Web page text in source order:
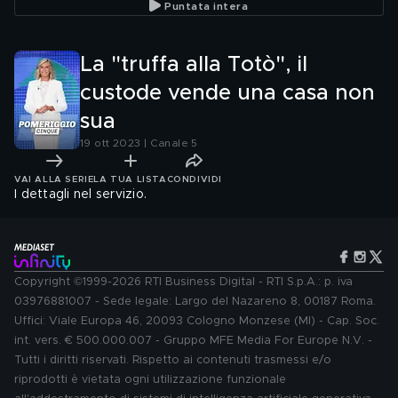
Puntata intera
La "truffa alla Totò", il
custode vende una casa non
sua
19 ott 2023 | Canale 5
VAI ALLA SERIE LA TUA LISTA CONDIVIDI
I dettagli nel servizio.
Copyright ©1999-2026 RTI Business Digital - RTI S.p.A.: p. iva
03976881007 - Sede legale: Largo del Nazareno 8, 00187 Roma.
Uffici: Viale Europa 46, 20093 Cologno Monzese (MI) - Cap. Soc.
int. vers. € 500.000.007 - Gruppo MFE Media For Europe N.V. -
Tutti i diritti riservati. Rispetto ai contenuti trasmessi e/o
riprodotti è vietata ogni utilizzazione funzionale